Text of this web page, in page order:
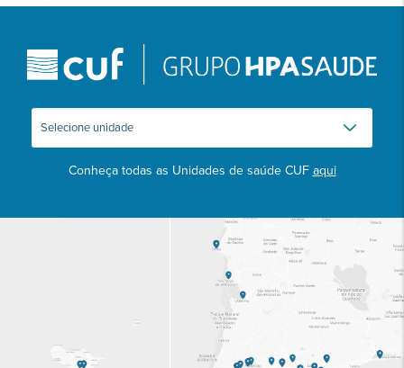
Conheça todas as Unidades de saúde CUF aqui